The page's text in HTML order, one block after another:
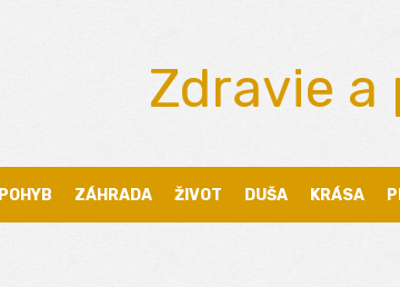
Zdravie a
POHYB ZÁHRADA ŽIVOT DUŠA KRÁSA